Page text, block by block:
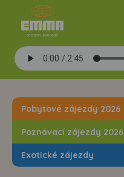
Pobytové zájezdy 2026
Poznávací zájezdy 2026
Exotické zájezdy